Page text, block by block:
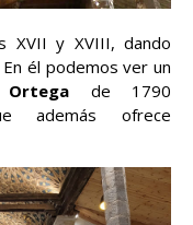
XVII y XVIII, dando
él podemos ver un
de 1790
además ofrece